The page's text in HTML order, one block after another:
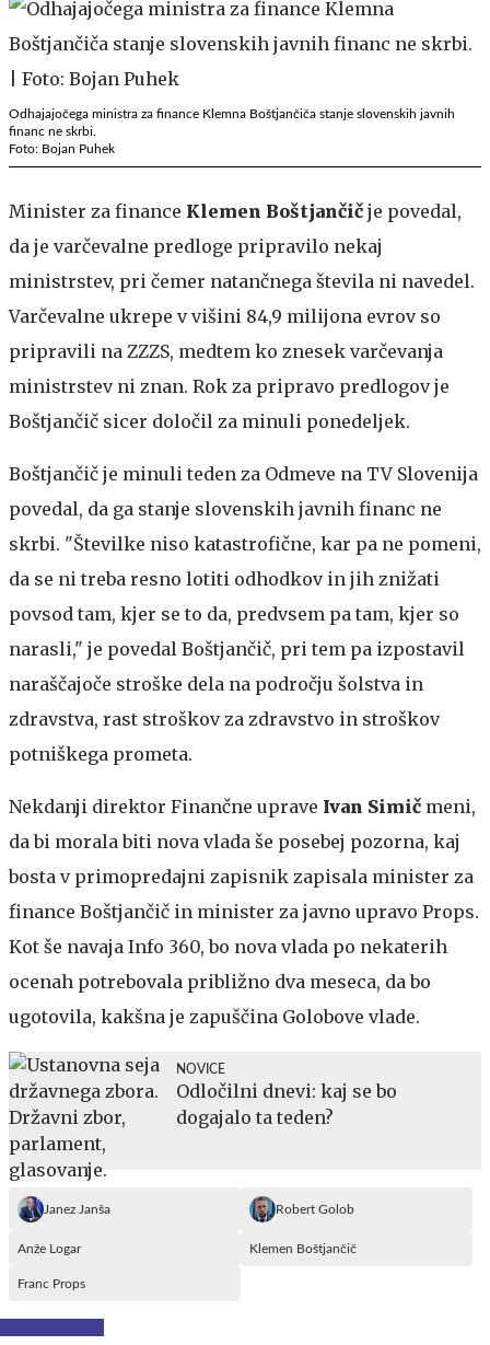
Odhajajočega ministra za finance Klemna Boštjančiča stanje slovenskih javnih
financ ne skrbi.
Foto: Bojan Puhek
Minister za finance Klemen Boštjančič je povedal,
da je varčevalne predloge pripravilo nekaj
ministrstev, pri čemer natančnega števila ni navedel.
Varčevalne ukrepe v višini 84,9 milijona evrov so
pripravili na ZZZS, medtem ko znesek varčevanja
ministrstev ni znan. Rok za pripravo predlogov je
Boštjančič sicer določil za minuli ponedeljek.
Boštjančič je minuli teden za Odmeve na TV Slovenija
povedal, da ga stanje slovenskih javnih financ ne
skrbi. "Številke niso katastrofične, kar pa ne pomeni,
da se ni treba resno lotiti odhodkov in jih znižati
povsod tam, kjer se to da, predvsem pa tam, kjer so
narasli," je povedal Boštjančič, pri tem pa izpostavil
naraščajoče stroške dela na področju šolstva in
zdravstva, rast stroškov za zdravstvo in stroškov
potniškega prometa.
Nekdanji direktor Finančne uprave Ivan Simič meni,
da bi morala biti nova vlada še posebej pozorna, kaj
bosta v primopredajni zapisnik zapisala minister za
finance Boštjančič in minister za javno upravo Props.
Kot še navaja Info 360, bo nova vlada po nekaterih
ocenah potrebovala približno dva meseca, da bo
ugotovila, kakšna je zapuščina Golobove vlade.
NOVICE
Odločilni dnevi: kaj se bo
dogajalo ta teden?
Janez Janša Robert Golob
Anže Logar Klemen Boštjančič
Franc Props